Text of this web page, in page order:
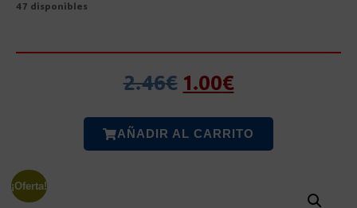
47 disponibles
2.46€ 1.00€
AÑADIR AL CARRITO
¡Oferta!